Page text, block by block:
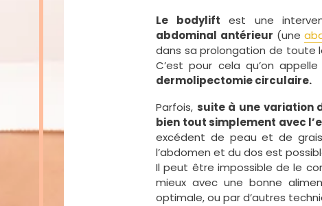
Le bodylift est une
abdominal antérieur (une
dans sa prolongation de toute
C’est pour cela qu’on
dermolipectomie circulaire.
Parfois, suite à une variation
bien tout simplement avec
excédent de peau et de
l’abdomen et du dos est
Il peut être impossible de le
mieux avec une bonne
optimale, ou par d’autres